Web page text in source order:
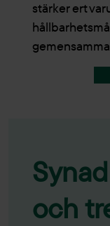
stärker ert
och